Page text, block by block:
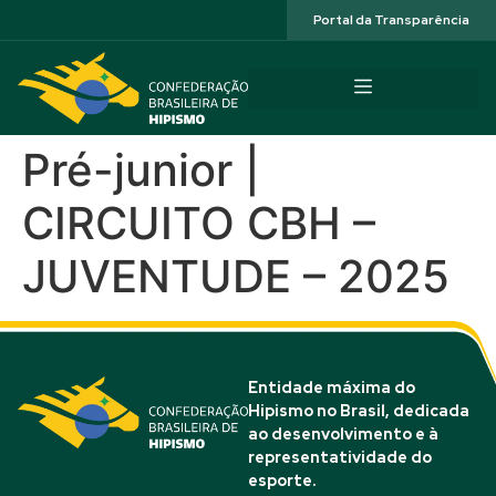
Portal da Transparência
Pré-junior |
CIRCUITO CBH –
JUVENTUDE – 2025
Entidade máxima do
Hipismo no Brasil, dedicada
ao desenvolvimento e à
representatividade do
esporte.